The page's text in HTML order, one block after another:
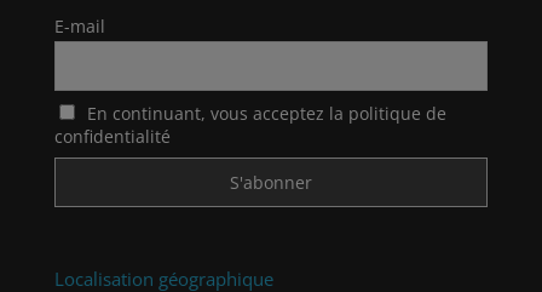
E-mail
En continuant, vous acceptez la politique de
confidentialité
Localisation géographique